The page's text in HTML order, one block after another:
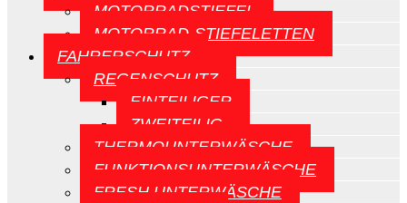
MOTORRADSTIEFEL
MOTORRAD-STIEFELETTEN
FAHRERSCHUTZ
REGENSCHUTZ
EINTEILIGER
ZWEITEILIG
THERMOUNTERWÄSCHE
FUNKTIONSUNTERWÄSCHE
FRESH UNTERWÄSCHE